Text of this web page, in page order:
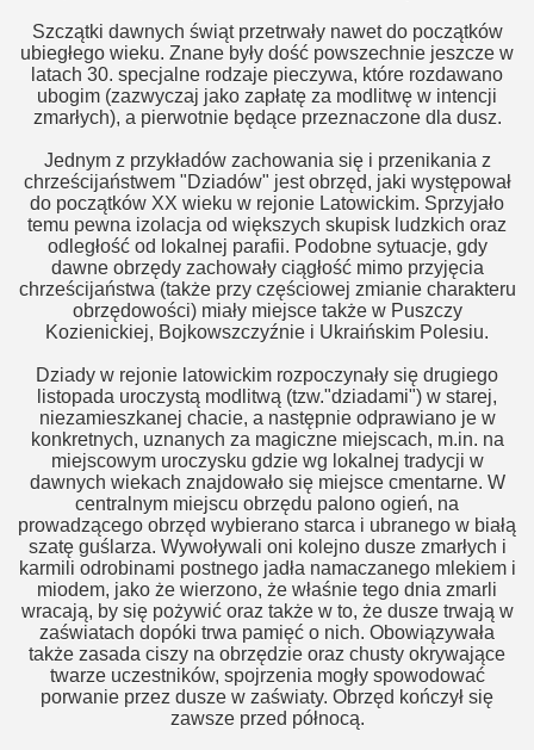
Szczątki dawnych świąt przetrwały nawet do początków
ubiegłego wieku. Znane były dość powszechnie jeszcze w
latach 30. specjalne rodzaje pieczywa, które rozdawano
ubogim (zazwyczaj jako zapłatę za modlitwę w intencji
zmarłych), a pierwotnie będące przeznaczone dla dusz.
Jednym z przykładów zachowania się i przenikania z
chrześcijaństwem "Dziadów" jest obrzęd, jaki występował
do początków XX wieku w rejonie Latowickim. Sprzyjało
temu pewna izolacja od większych skupisk ludzkich oraz
odległość od lokalnej parafii. Podobne sytuacje, gdy
dawne obrzędy zachowały ciągłość mimo przyjęcia
chrześcijaństwa (także przy częściowej zmianie charakteru
obrzędowości) miały miejsce także w Puszczy
Kozienickiej, Bojkowszczyźnie i Ukraińskim Polesiu.
Dziady w rejonie latowickim rozpoczynały się drugiego
listopada uroczystą modlitwą (tzw."dziadami") w starej,
niezamieszkanej chacie, a następnie odprawiano je w
konkretnych, uznanych za magiczne miejscach, m.in. na
miejscowym uroczysku gdzie wg lokalnej tradycji w
dawnych wiekach znajdowało się miejsce cmentarne. W
centralnym miejscu obrzędu palono ogień, na
prowadzącego obrzęd wybierano starca i ubranego w białą
szatę guślarza. Wywoływali oni kolejno dusze zmarłych i
karmili odrobinami postnego jadła namaczanego mlekiem i
miodem, jako że wierzono, że właśnie tego dnia zmarli
wracają, by się pożywić oraz także w to, że dusze trwają w
zaświatach dopóki trwa pamięć o nich. Obowiązywała
także zasada ciszy na obrzędzie oraz chusty okrywające
twarze uczestników, spojrzenia mogły spowodować
porwanie przez dusze w zaświaty. Obrzęd kończył się
zawsze przed północą.